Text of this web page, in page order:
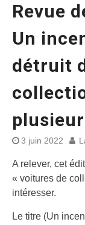
Revue
Un
détruit
3 juin 2022
A relever, cet
« voitures de
intéresser.
Le titre (Un